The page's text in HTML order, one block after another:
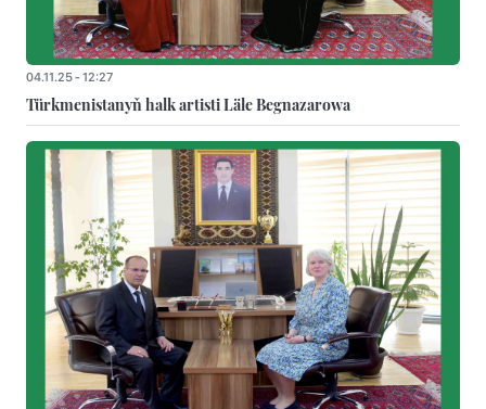
04.11.25 - 12:27
Türkmenistanyň halk artisti Läle Begnazarowa